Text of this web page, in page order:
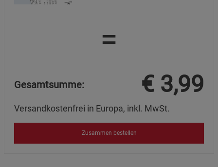
=
Gesamtsumme: € 3,99
Versandkostenfrei in Europa, inkl. MwSt.
Zusammen bestellen
Beschreibung Marketing Cookies
Datenschutzerklärung Impressum